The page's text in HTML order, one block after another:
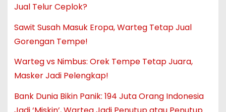
Jual Telur Ceplok?
Sawit Susah Masuk Eropa, Warteg Tetap Jual
Gorengan Tempe!
Warteg vs Nimbus: Orek Tempe Tetap Juara,
Masker Jadi Pelengkap!
Bank Dunia Bikin Panik: 194 Juta Orang Indonesia